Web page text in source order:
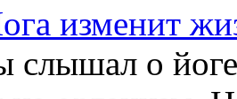
изменит
слышал о